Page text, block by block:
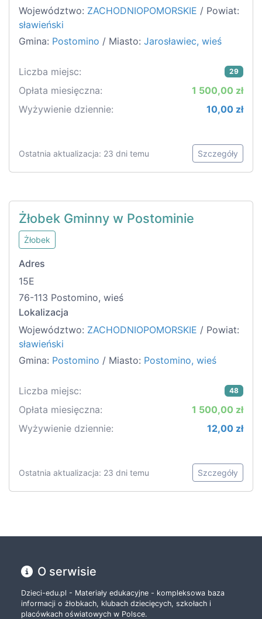
Województwo: ZACHODNIOPOMORSKIE / Powiat:
sławieński
Gmina: Postomino / Miasto: Jarosławiec, wieś
Liczba miejsc: 29
Opłata miesięczna:
1 500,00 zł
Wyżywienie dziennie:
10,00 zł
Ostatnia aktualizacja: 23 dni temu Szczegóły
Żłobek Gminny w Postominie
Żłobek
Adres
15E
76-113 Postomino, wieś
Lokalizacja
Województwo: ZACHODNIOPOMORSKIE / Powiat:
sławieński
Gmina: Postomino / Miasto: Postomino, wieś
Liczba miejsc: 48
Opłata miesięczna:
1 500,00 zł
Wyżywienie dziennie:
12,00 zł
Ostatnia aktualizacja: 23 dni temu Szczegóły
O serwisie
Dzieci-edu.pl - Materiały edukacyjne - kompleksowa baza
informacji o żłobkach, klubach dziecięcych, szkołach i
placówkach oświatowych w Polsce.